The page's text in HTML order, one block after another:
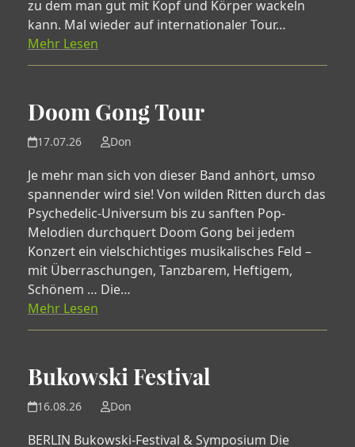
zu dem man gut mit Kopf und Körper wackeln
kann. Mal wieder auf internationaler Tour…
Mehr Lesen
Doom Gong Tour
17.07.26 Don
Je mehr man sich von dieser Band anhört, umso
spannender wird sie! Von wilden Ritten durch das
Psychedelic-Universum bis zu sanften Pop-
Melodien durchquert Doom Gong bei jedem
Konzert ein vielschichtiges musikalisches Feld –
mit Überraschungen, Tanzbarem, Heftigem,
Schönem … Die…
Mehr Lesen
Bukowski Festival
16.08.26 Don
BERLIN Bukowski-Festival & Symposium Die